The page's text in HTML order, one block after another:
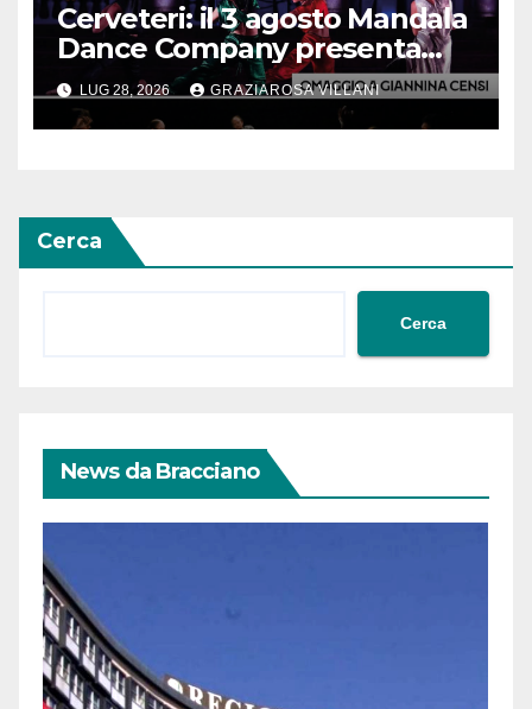
Cerveteri: il 3 agosto Mandala
Dance Company presenta
“Trittico d’autore”
LUG 28, 2026 GRAZIAROSA VILLANI
Cerca
Cerca
News da Bracciano